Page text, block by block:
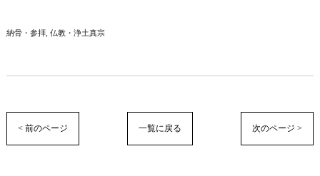
納骨・参拝 仏教・浄土真宗
< 前のページ 一覧に戻る 次のページ >